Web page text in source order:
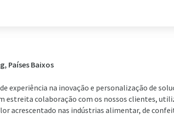
Países Baixos
experiência na inovação e personalização de
estreita colaboração com os nossos clientes,
acrescentado nas indústrias alimentar, de